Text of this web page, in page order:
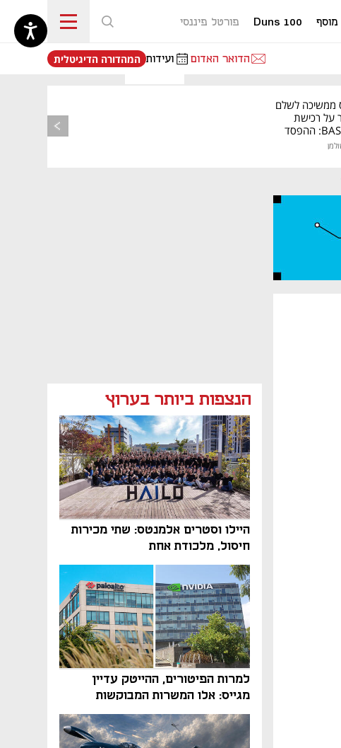
מוסף Duns 100 פורטל פיננסי
הדואר האדום ועידות
נפתח בכרטיסייה חדשה
המהדורה הדיגיטלית
ממשיכה לשלם
על רכישת
BASE44: ההפסד
הנצפות ביותר בערוץ
היילו וסטרים אלמנטס: שתי מכירות
חיסול, מלכודת אחת
למרות הפיטורים, ההייטק עדיין
מגייס: אלו המשרות המבוקשות
והטיפים שיביאו אתכם לשם